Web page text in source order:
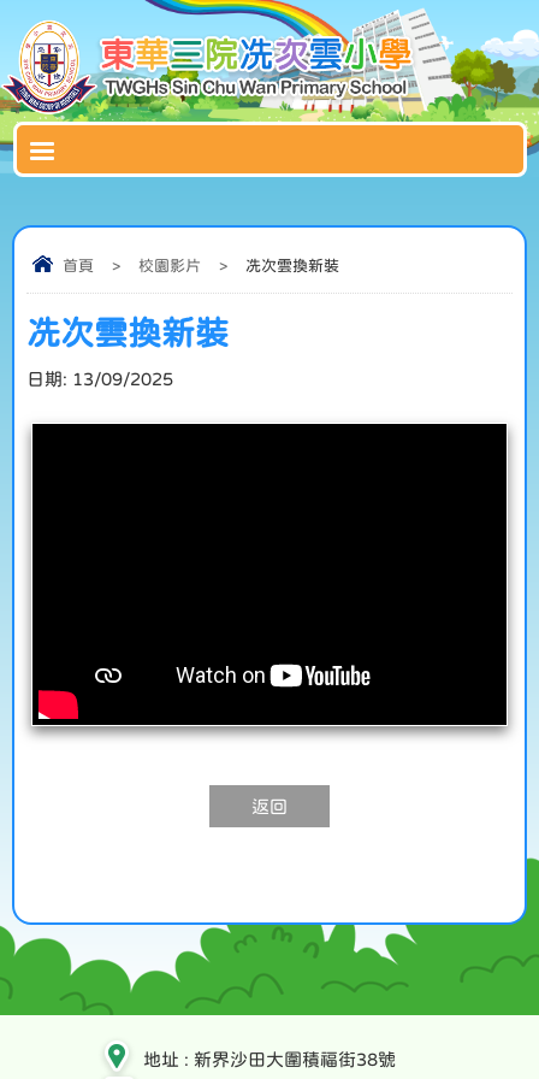
首頁 > 校園影片 > 冼次雲換新裝
冼次雲換新裝
日期: 13/09/2025
返回
地址 : 新界沙田大圍積福街38號